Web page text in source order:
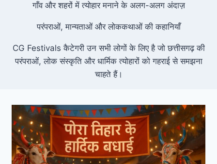
गाँव और शहरों में त्योहार मनाने के अलग-अलग अंदाज़
परंपराओं, मान्यताओं और लोककथाओं की कहानियाँ
CG Festivals कैटेगरी उन सभी लोगों के लिए है जो छत्तीसगढ़ की
परंपराओं, लोक संस्कृति और धार्मिक त्योहारों को गहराई से समझना
चाहते हैं।